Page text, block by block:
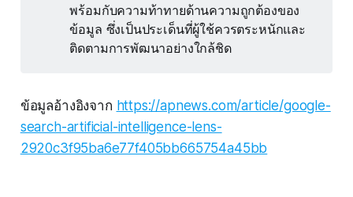
พร้อมกับความท้าทายด้านความถูกต้องของ
ข้อมูล ซึ่งเป็นประเด็นที่ผู้ใช้ควรตระหนักและ
ติดตามการพัฒนาอย่างใกล้ชิด
ข้อมูลอ้างอิงจาก https://apnews.com/article/google-
search-artificial-intelligence-lens-
2920c3f95ba6e77f405bb665754a45bb